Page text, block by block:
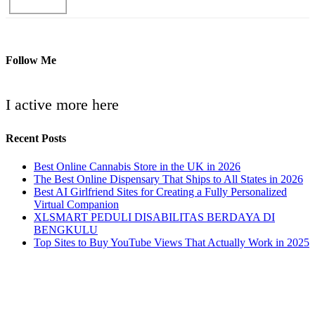
Follow Me
I active more here
Recent Posts
Best Online Cannabis Store in the UK in 2026
The Best Online Dispensary That Ships to All States in 2026
Best AI Girlfriend Sites for Creating a Fully Personalized
Virtual Companion
XLSMART PEDULI DISABILITAS BERDAYA DI
BENGKULU
Top Sites to Buy YouTube Views That Actually Work in 2025